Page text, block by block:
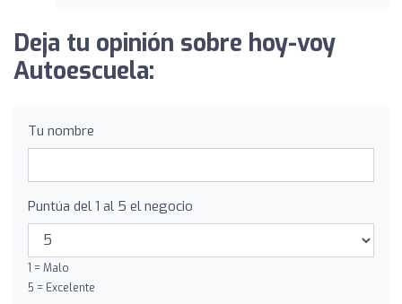
Deja tu opinión sobre hoy-voy
Autoescuela:
Tu nombre
Puntúa del 1 al 5 el negocio
1 = Malo
5 = Excelente